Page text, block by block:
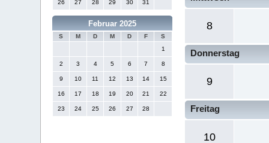
26 27 28 29 30 31
Februar 2025
S M D M D F
S
1
2 3 4 5 6 7 8
9 10 11 12 13 14 15
16 17 18 19 20 21 22
23 24 25 26 27 28
8
Donnerstag
9
Freitag
10